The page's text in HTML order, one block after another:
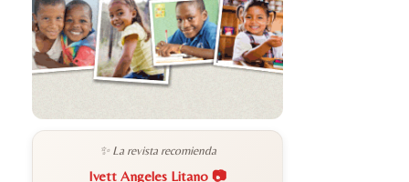
✨ La revista recomienda
Ivett Angeles Litano 📷